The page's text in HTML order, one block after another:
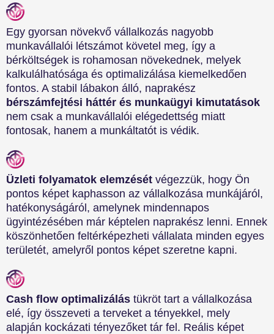
Egy gyorsan növekvő vállalkozás nagyobb
munkavállalói létszámot követel meg, így a
bérköltségek is rohamosan növekednek, melyek
kalkulálhatósága és optimalizálása kiemelkedően
fontos. A stabil lábakon álló, naprakész
bérszámfejtési háttér és munkaügyi kimutatások
nem csak a munkavállalói elégedettség miatt
fontosak, hanem a munkáltatót is védik.
Üzleti folyamatok elemzését végezzük, hogy Ön
pontos képet kaphasson az vállalkozása munkájáról,
hatékonyságáról, amelynek mindennapos
ügyintézésében már képtelen naprakész lenni. Ennek
köszönhetően feltérképezheti vállalata minden egyes
területét, amelyről pontos képet szeretne kapni.
Cash flow optimalizálás tükröt tart a vállalkozása
elé, így összeveti a terveket a tényekkel, mely
alapján kockázati tényezőket tár fel. Reális képet